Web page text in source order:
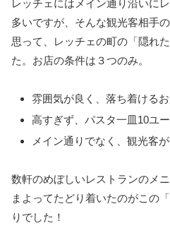
レッチェにはメイン通り沿いに
多いですが、そんな観光客相手
思って、レッチェの町の「隠れ
た。お店の条件は３つのみ。
雰囲気が良く、落ち着ける
高すぎず、パスタ一皿10ユ
メイン通りでなく、観光客
数軒のめぼしいレストランのメ
まよってたどり着いたのがこの
りでした！